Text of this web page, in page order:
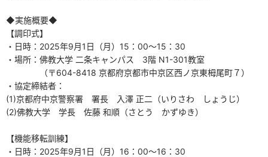
◆実施概要◆
【調印式】
・日時：2025年9月1日（月）15：00～15：30
・場所：佛教大学 二条キャンパス 3階 N1-301教室
（〒604-8418 京都府京都市中京区西ノ京東栂尾町７）
・協定締結者：
(1)京都府中京警察署 署長 入澤 正二（いりさわ しょうじ）
(2)佛教大学 学長 佐藤 和順（さとう かずゆき）
【機能移転訓練】
・日時：2025年9月1日（月）16：00～16：30